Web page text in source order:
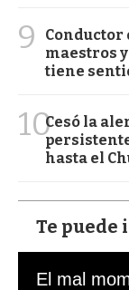
9
Conductor
maestros
tiene
10Cesó la
hasta el
Te puede